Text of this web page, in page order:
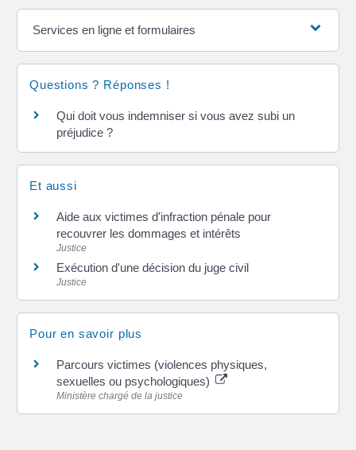
Services en ligne et formulaires
Questions ? Réponses !
Qui doit vous indemniser si vous avez subi un
préjudice ?
Et aussi
Aide aux victimes d'infraction pénale pour
recouvrer les dommages et intérêts
Justice
Exécution d'une décision du juge civil
Justice
Pour en savoir plus
Parcours victimes (violences physiques,
sexuelles ou psychologiques)
Ministère chargé de la justice